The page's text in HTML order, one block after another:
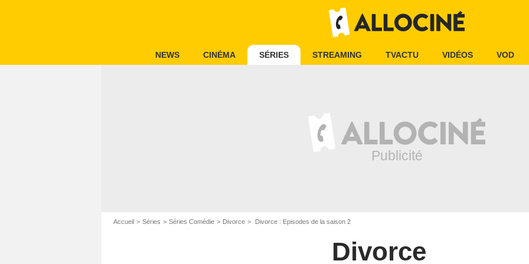
NEWS CINÉMA SÉRIES STREAMING TVACTU VIDÉOS VOD
Accueil Séries Séries Comédie Divorce Divorce : Episodes de la saison 2
Divorce